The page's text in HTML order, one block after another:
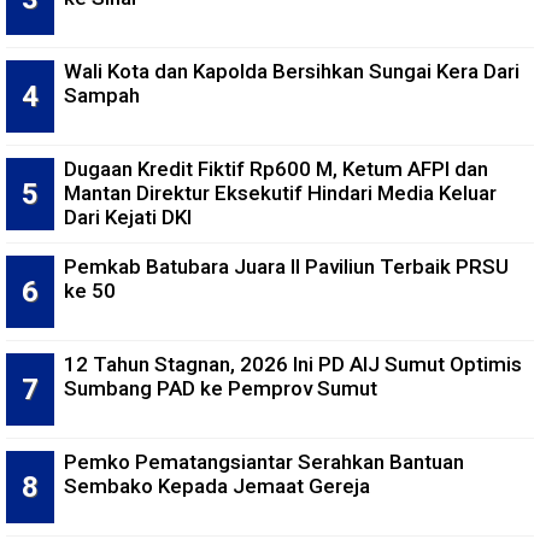
Wali Kota dan Kapolda Bersihkan Sungai Kera Dari
Sampah
Dugaan Kredit Fiktif Rp600 M, Ketum AFPI dan
Mantan Direktur Eksekutif Hindari Media Keluar
Dari Kejati DKI
Pemkab Batubara Juara II Paviliun Terbaik PRSU
ke 50
12 Tahun Stagnan, 2026 Ini PD AIJ Sumut Optimis
Sumbang PAD ke Pemprov Sumut
Pemko Pematangsiantar Serahkan Bantuan
Sembako Kepada Jemaat Gereja